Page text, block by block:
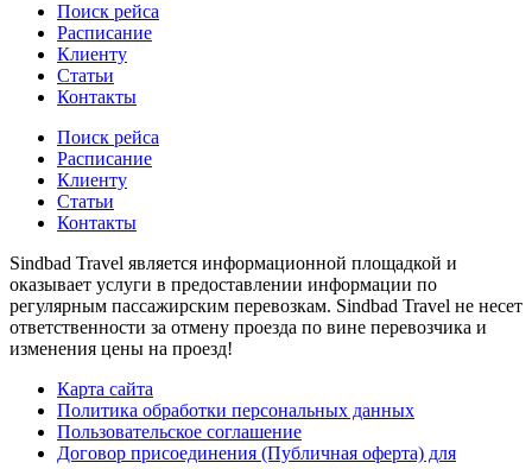
Поиск рейса
Расписание
Клиенту
Статьи
Контакты
Поиск рейса
Расписание
Клиенту
Статьи
Контакты
Sindbad Travel является информационной площадкой и
оказывает услуги в предоставлении информации по
регулярным пассажирским перевозкам. Sindbad Travel не несет
ответственности за отмену проезда по вине перевозчика и
изменения цены на проезд!
Карта сайта
Политика обработки персональных данных
Пользовательское соглашение
Договор присоединения (Публичная оферта) для